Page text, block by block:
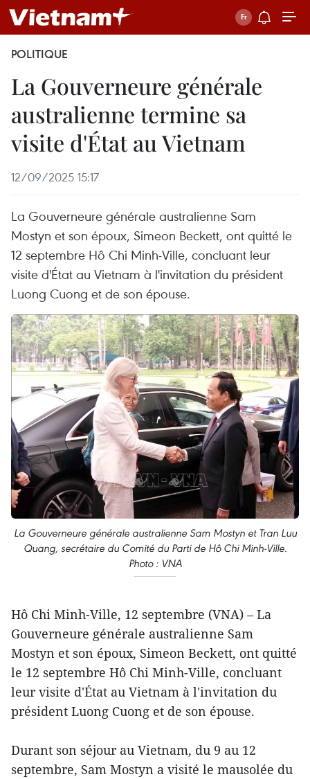
POLITIQUE
La Gouverneure générale
australienne termine sa
visite d'État au Vietnam
12/09/2025 15:17
La Gouverneure générale australienne Sam
Mostyn et son époux, Simeon Beckett, ont quitté le
12 septembre Hô Chi Minh-Ville, concluant leur
visite d'État au Vietnam à l'invitation du président
Luong Cuong et de son épouse.
La Gouverneure générale australienne Sam Mostyn et Tran Luu
Quang, secrétaire du Comité du Parti de Hô Chi Minh-Ville.
Photo : VNA
Hô Chi Minh-Ville, 12 septembre (VNA) – La
Gouverneure générale australienne Sam
Mostyn et son époux, Simeon Beckett, ont quitté
le 12 septembre Hô Chi Minh-Ville, concluant
leur visite d'État au Vietnam à l'invitation du
président Luong Cuong et de son épouse.
Durant son séjour au Vietnam, du 9 au 12
septembre, Sam Mostyn a visité le mausolée du